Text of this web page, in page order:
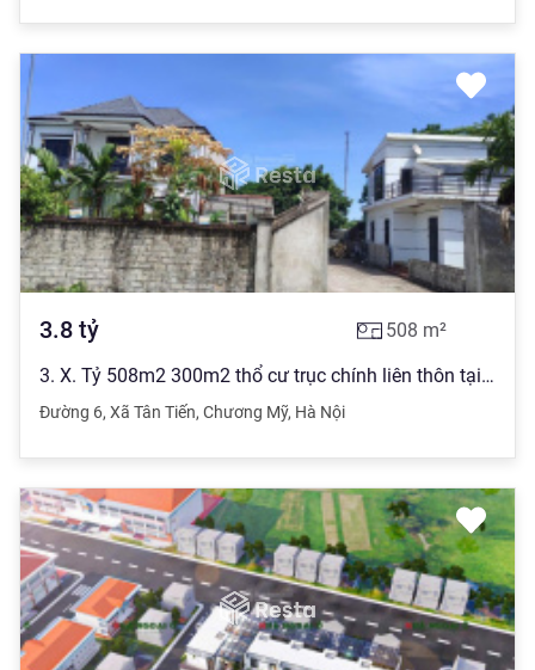
3.8 tỷ 508 m²
3. X. Tỷ 508m2 300m2 thổ cư trục chính liên thôn tại Tân Tiến Chương Mỹ Hà Nội
Đường 6, Xã Tân Tiến, Chương Mỹ, Hà Nội